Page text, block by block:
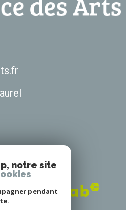
notre site
pendant